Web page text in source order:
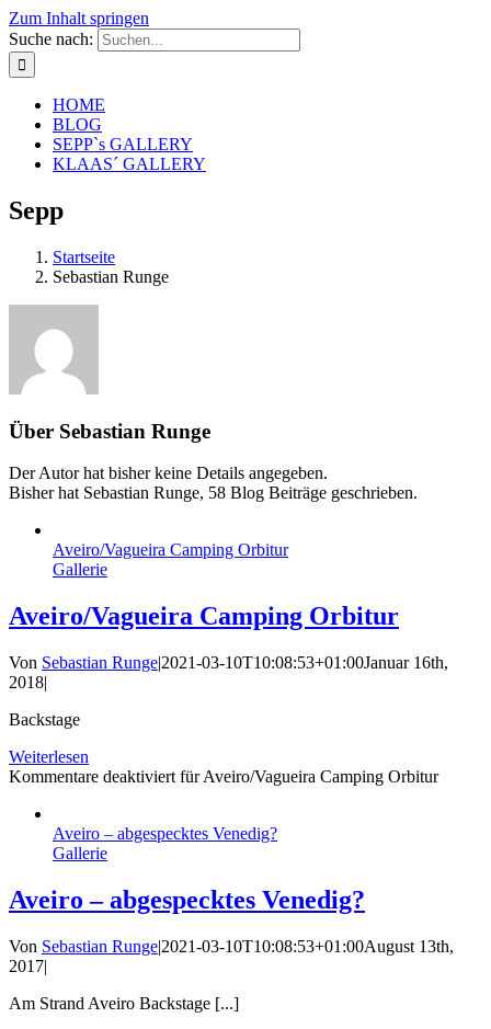
Zum Inhalt springen
Suche nach:
HOME
BLOG
SEPP`s GALLERY
KLAAS´ GALLERY
Sepp
Startseite
Sebastian Runge
Über Sebastian Runge
Der Autor hat bisher keine Details angegeben.
Bisher hat Sebastian Runge, 58 Blog Beiträge geschrieben.
Aveiro/Vagueira Camping Orbitur
Gallerie
Aveiro/Vagueira Camping Orbitur
Von Sebastian Runge|2021-03-10T10:08:53+01:00Januar 16th,
2018|
Backstage
Weiterlesen
Kommentare deaktiviert für Aveiro/Vagueira Camping Orbitur
Aveiro – abgespecktes Venedig?
Gallerie
Aveiro – abgespecktes Venedig?
Von Sebastian Runge|2021-03-10T10:08:53+01:00August 13th,
2017|
Am Strand Aveiro Backstage [...]